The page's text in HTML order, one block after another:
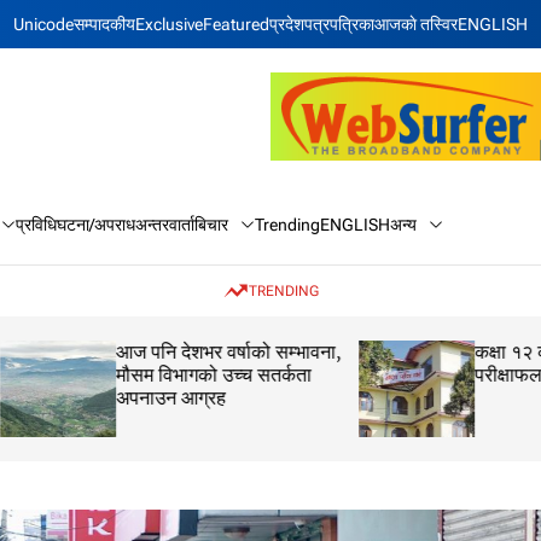
Unicodeसम्पादकीयExclusiveFeaturedप्रदेशपत्रपत्रिकाआजकाे तस्विरENGLISH
प्रविधिघटना/अपराधअन्तरवार्ताबिचार TrendingENGLISHअन्य
TRENDING
आज पनि देशभर वर्षाको सम्भावना,
मौसम विभागको उच्च सतर्कता
अपनाउन आग्रह
कक्षा १२ को मौका
परीक्षाफल प्रकाशित